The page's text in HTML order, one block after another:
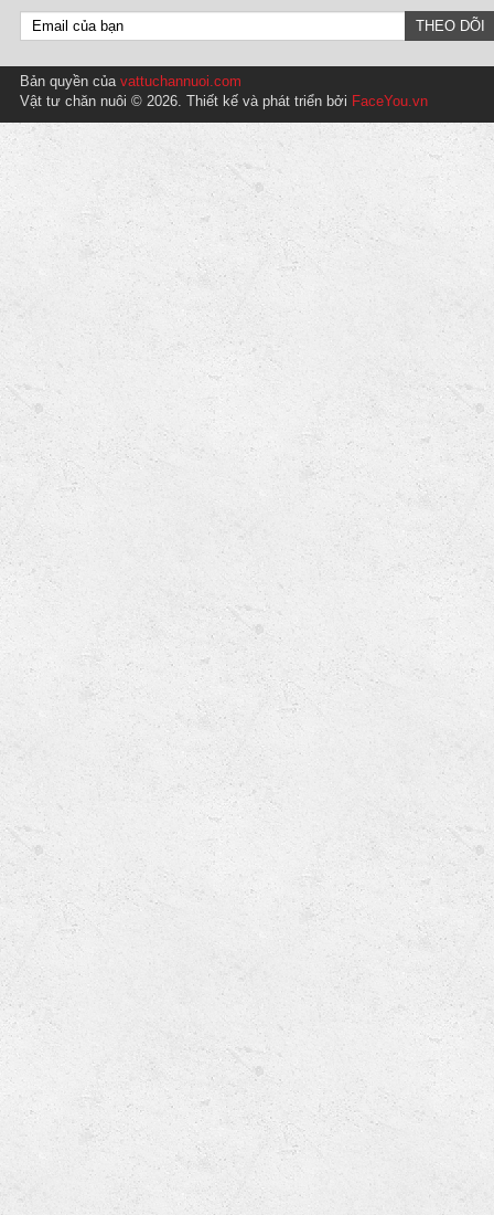
Bản quyền của vattuchannuoi.com
Vật tư chăn nuôi © 2026. Thiết kế và phát triển bởi FaceYou.vn